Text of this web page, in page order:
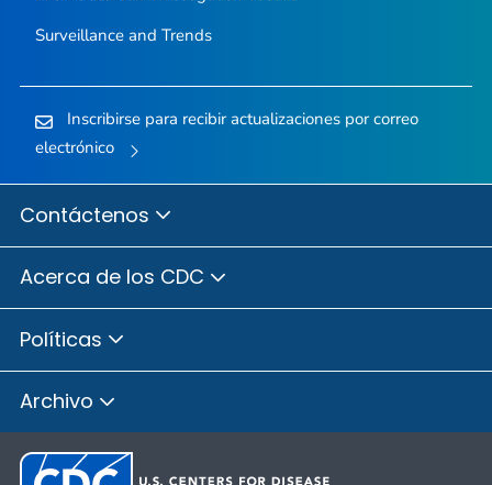
Surveillance and Trends
Inscribirse para recibir actualizaciones por correo
electrónico
Contáctenos
Acerca de los CDC
Políticas
Archivo